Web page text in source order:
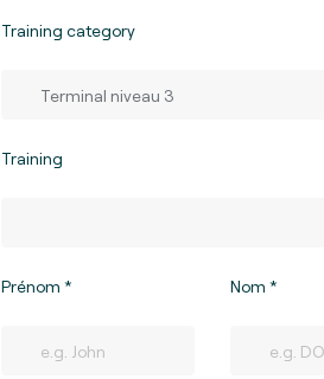
Training category
Training
Prénom Nom